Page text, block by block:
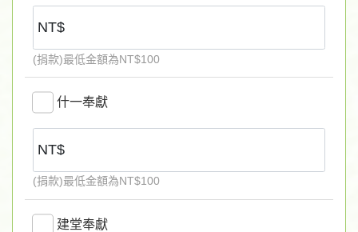
2. 如需開立當年度收據，請於該年度 12/23 22:00 前完成
刷卡(奉獻金額才能在12/31日前入帳)。奉獻收據將以銀行
實際入帳日為準。
3. 收據開立：單次奉獻收據於月底統一處理，次月寄發支
票將依到期日處理及寄發收據）；年度彙整收據於隔年3月
底前開立。
織規範，
5. 如需協助請致電行政幹事 (
-------------------------------------------------------------
(捐款)最低金額為NT$100
什一奉獻
(捐款)最低金額為NT$100
建堂奉獻